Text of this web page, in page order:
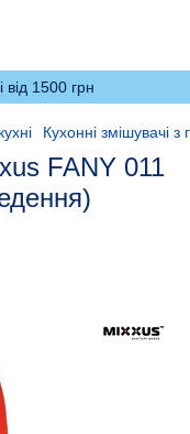
від 1500 грн
Кухонні змішувачі
FANY 011